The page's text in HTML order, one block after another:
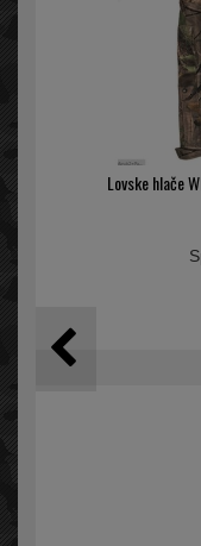
Lovske hlače